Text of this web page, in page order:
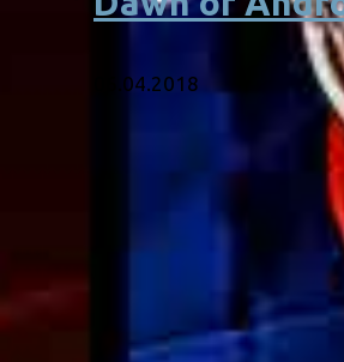
06.04.2018